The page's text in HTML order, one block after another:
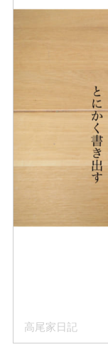
高尾家日記